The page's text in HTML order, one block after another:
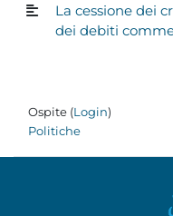
La cessione dei
dei debiti
Ospite (Login)
Politiche